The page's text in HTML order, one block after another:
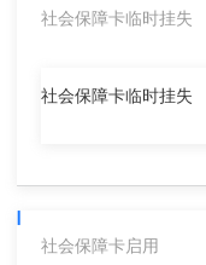
社会保障卡临时挂失
社会保障卡临时挂失
社会保障卡启用